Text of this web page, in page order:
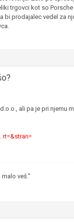
trgovci kot so
bi prodajalec vedel za
ali pa je pri njemu
rt=&stran=
veš."